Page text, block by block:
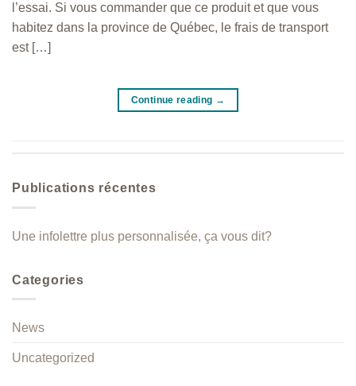
l’essai. Si vous commander que ce produit et que vous
habitez dans la province de Québec, le frais de transport
est […]
Continue reading →
Publications récentes
Une infolettre plus personnalisée, ça vous dit?
Categories
News
Uncategorized